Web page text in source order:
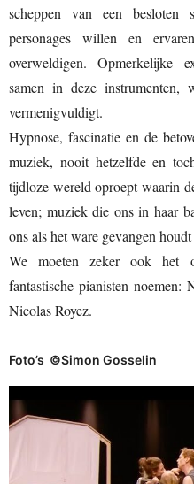
scheppen van een
personages willen en
overweldigen. Opmerkelijke
samen in deze instrumenten,
vermenigvuldigt.
Hypnose, fascinatie en de
muziek, nooit hetzelfde en
tijdloze wereld oproept waarin
leven; muziek die ons in haar
ons als het ware gevangen
We moeten zeker ook het
fantastische pianisten noemen:
Nicolas Royez.
Foto’s ©Simon Gosselin